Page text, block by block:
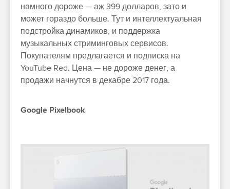
намного дороже — аж 399 долларов, зато и
может гораздо больше. Тут и интеллектуальная
подстройка динамиков, и поддержка
музыкальных стриминговых сервисов.
Покупателям предлагается и подписка на
YouTube Red. Цена — не дороже денег, а
продажи начнутся в декабре 2017 года.
Google Pixelbook